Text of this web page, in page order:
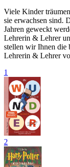
Viele Kinder
sie erwachsen sind.
Jahren geweckt
Lehrerin & Lehrer
stellen wir Ihnen die
Lehrerin & Lehrer
1
2